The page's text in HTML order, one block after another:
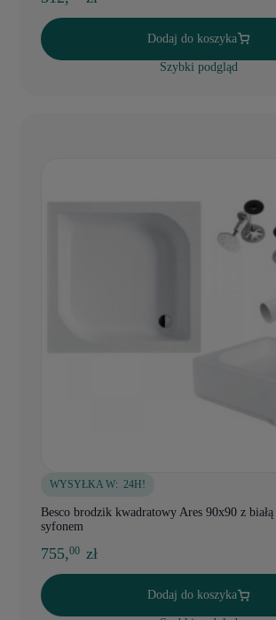
Dodaj do koszyka
Szybki podgląd
WYSYŁKA W: 24H!
Besco brodzik kwadratowy Ares 90x90 z
syfonem
755,00 zł
Dodaj do koszyka